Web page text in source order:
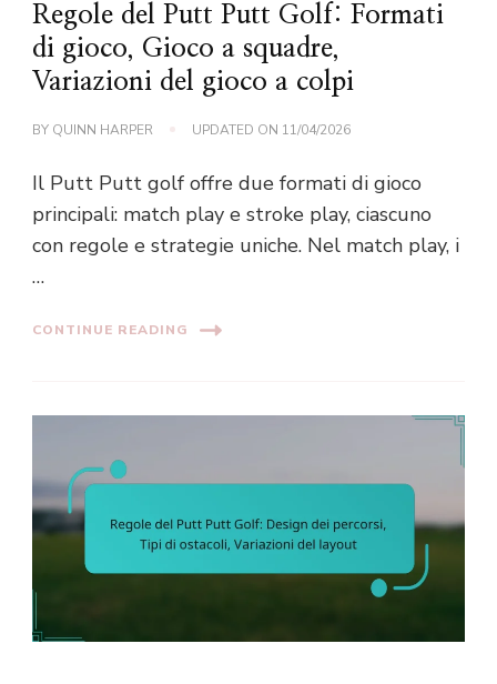
Regole del Putt Putt Golf: Formati
di gioco, Gioco a squadre,
Variazioni del gioco a colpi
BY QUINN HARPER UPDATED ON 11/04/2026
Il Putt Putt golf offre due formati di gioco
principali: match play e stroke play, ciascuno
con regole e strategie uniche. Nel match play, i
…
CONTINUE READING